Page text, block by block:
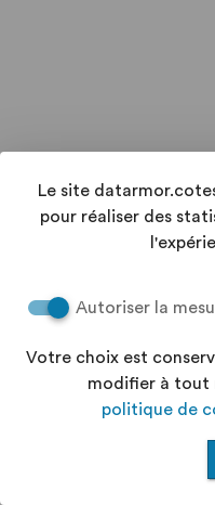
Le site
pour réaliser des
Autoriser la
Votre choix est
modifier à tout
politique de